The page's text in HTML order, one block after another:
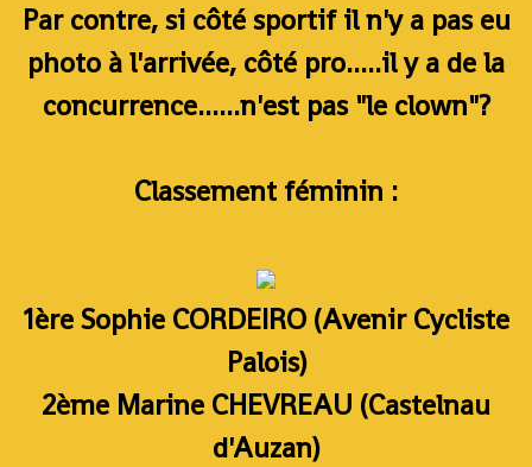
Par contre, si côté sportif il n'y a pas eu
photo à l'arrivée, côté pro.....il y a de la
concurrence......n'est pas "le clown"?
Classement féminin :
1ère Sophie CORDEIRO (Avenir Cycliste
Palois)
2ème Marine CHEVREAU (Castelnau
d'Auzan)